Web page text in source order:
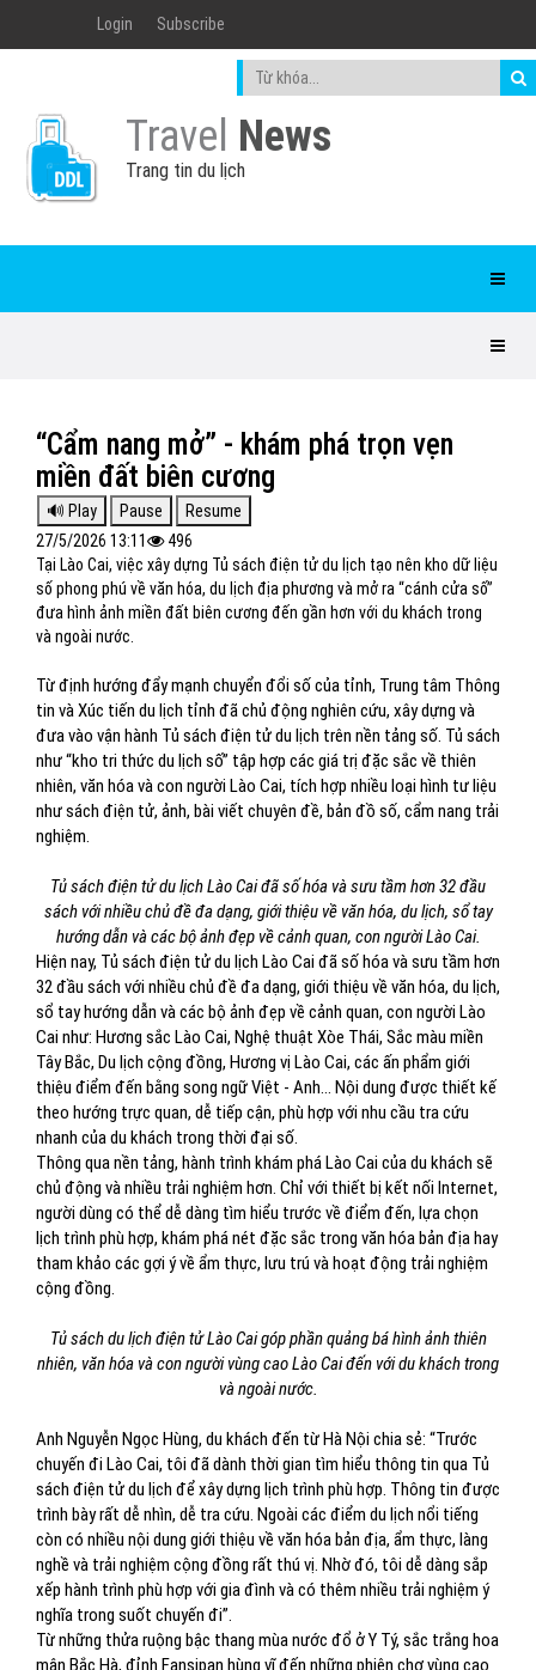
Login Subscribe
Travel News
Trang tin du lịch
“Cẩm nang mở” - khám phá trọn vẹn
miền đất biên cương
27/5/2026 13:11
496
Tại Lào Cai, việc xây dựng Tủ sách điện tử du lịch tạo nên kho dữ liệu
số phong phú về văn hóa, du lịch địa phương và mở ra “cánh cửa số”
đưa hình ảnh miền đất biên cương đến gần hơn với du khách trong
và ngoài nước.
Từ định hướng đẩy mạnh chuyển đổi số của tỉnh, Trung tâm Thông
tin và Xúc tiến du lịch tỉnh đã chủ động nghiên cứu, xây dựng và
đưa vào vận hành Tủ sách điện tử du lịch trên nền tảng số. Tủ sách
như “kho tri thức du lịch số” tập hợp các giá trị đặc sắc về thiên
nhiên, văn hóa và con người Lào Cai, tích hợp nhiều loại hình tư liệu
như sách điện tử, ảnh, bài viết chuyên đề, bản đồ số, cẩm nang trải
nghiệm.
Tủ sách điện tử du lịch Lào Cai đã số hóa và sưu tầm hơn 32 đầu
sách với nhiều chủ đề đa dạng, giới thiệu về văn hóa, du lịch, sổ tay
hướng dẫn và các bộ ảnh đẹp về cảnh quan, con người Lào Cai.
Hiện nay, Tủ sách điện tử du lịch Lào Cai đã số hóa và sưu tầm hơn
32 đầu sách với nhiều chủ đề đa dạng, giới thiệu về văn hóa, du lịch,
sổ tay hướng dẫn và các bộ ảnh đẹp về cảnh quan, con người Lào
Cai như: Hương sắc Lào Cai, Nghệ thuật Xòe Thái, Sắc màu miền
Tây Bắc, Du lịch cộng đồng, Hương vị Lào Cai, các ấn phẩm giới
thiệu điểm đến bằng song ngữ Việt - Anh… Nội dung được thiết kế
theo hướng trực quan, dễ tiếp cận, phù hợp với nhu cầu tra cứu
nhanh của du khách trong thời đại số.
Thông qua nền tảng, hành trình khám phá Lào Cai của du khách sẽ
chủ động và nhiều trải nghiệm hơn. Chỉ với thiết bị kết nối Internet,
người dùng có thể dễ dàng tìm hiểu trước về điểm đến, lựa chọn
lịch trình phù hợp, khám phá nét đặc sắc trong văn hóa bản địa hay
tham khảo các gợi ý về ẩm thực, lưu trú và hoạt động trải nghiệm
cộng đồng.
Tủ sách du lịch điện tử Lào Cai góp phần quảng bá hình ảnh thiên
nhiên, văn hóa và con người vùng cao Lào Cai đến với du khách trong
và ngoài nước.
Anh Nguyễn Ngọc Hùng, du khách đến từ Hà Nội chia sẻ: “Trước
chuyến đi Lào Cai, tôi đã dành thời gian tìm hiểu thông tin qua Tủ
sách điện tử du lịch để xây dựng lịch trình phù hợp. Thông tin được
trình bày rất dễ nhìn, dễ tra cứu. Ngoài các điểm du lịch nổi tiếng
còn có nhiều nội dung giới thiệu về văn hóa bản địa, ẩm thực, làng
nghề và trải nghiệm cộng đồng rất thú vị. Nhờ đó, tôi dễ dàng sắp
xếp hành trình phù hợp với gia đình và có thêm nhiều trải nghiệm ý
nghĩa trong suốt chuyến đi”.
Từ những thửa ruộng bậc thang mùa nước đổ ở Y Tý, sắc trắng hoa
mận Bắc Hà, đỉnh Fansipan hùng vĩ đến những phiên chợ vùng cao